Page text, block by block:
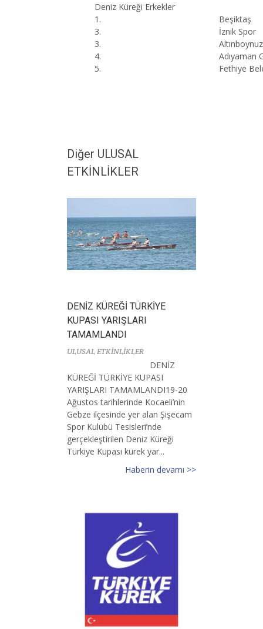
Deniz Küreği Erkekler
1.
Beşiktaş
3.
İznik Spor
3.
Altınboynuz
4.
Adıyaman
5.
Fethiye
Diğer ULUSAL
ETKİNLİKLER
DENİZ KÜREĞİ TÜRKİYE
KUPASI YARIŞLARI
TAMAMLANDI
ULUSAL ETKİNLİKLER
DENİZ
KÜREĞİ TÜRKİYE KUPASI
YARIŞLARI TAMAMLANDI19-20
Ağustos tarihlerinde Kocaeli’nin
Gebze ilçesinde yer alan Şişecam
Spor Kulübü Tesisleri’nde
gerçekleştirilen Deniz Küreği
Türkiye Kupası kürek yar...
Haberin devamı >>